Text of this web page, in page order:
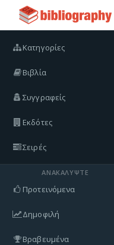
Κατηγορίες
Βιβλία
Συγγραφείς
Εκδότες
Σειρές
ΑΝΑΚΑΛΎΨΤΕ
Προτεινόμενα
Δημοφιλή
Βραβευμένα